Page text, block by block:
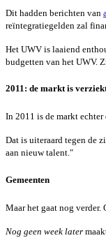
Dit hadden berichten van
reïntegratiegelden zal
Het UWV is laaiend
budgetten van het UWV.
2011: de markt is
In 2011 is de markt
Dat is uiteraard tegen de
aan nieuw talent."
Gemeenten
Maar het gaat nog verder.
Nog geen week later